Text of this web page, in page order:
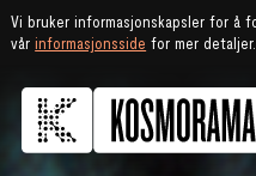
Vi bruker informasjonskapsler for å
vårinformasjonsside for mer detaljer.